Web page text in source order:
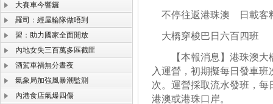
大賽車今響鑼
羅司：經屋輪隊做唔到
習：助力國家全面開放
內地女失三百萬多區截匪
酒駕車禍無分晝夜
氣象局加強風暴潮監測
內港食店氣爆四傷
不停往返港珠澳 日載客
大橋穿梭巴日六百四班
【本報消息】港珠澳大
入運營，初期擬每日發車
次。運營採取流水發班，
港澳或港珠口岸。